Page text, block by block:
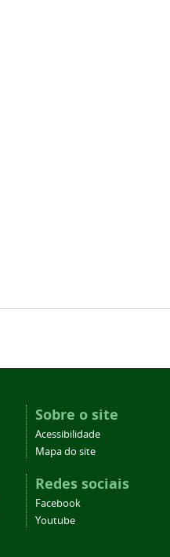
Sobre o site
Acessibilidade
Mapa do site
Redes sociais
Facebook
Youtube